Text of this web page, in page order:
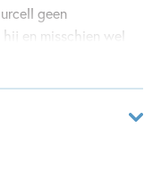
geen
en misschien wel
jongen in de
Oma wordt gek.
dingen van hem